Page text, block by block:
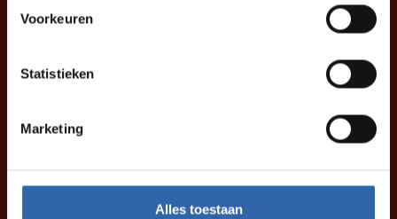
Voorkeuren
Statistieken
Marketing
Alles toestaan